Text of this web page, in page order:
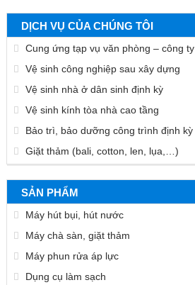
DỊCH VỤ CỦA CHÚNG TÔI
Cung ứng tạp vụ văn phòng – công ty
Vệ sinh công nghiệp sau xây dựng
Vệ sinh nhà ở dân sinh định kỳ
Vệ sinh kính tòa nhà cao tầng
Bảo trì, bảo dưỡng công trình định kỳ
Giặt thảm (bali, cotton, len, lụa,…)
SẢN PHẨM
Máy hút bụi, hút nước
Máy chà sàn, giặt thảm
Máy phun rửa áp lực
Dụng cụ làm sạch